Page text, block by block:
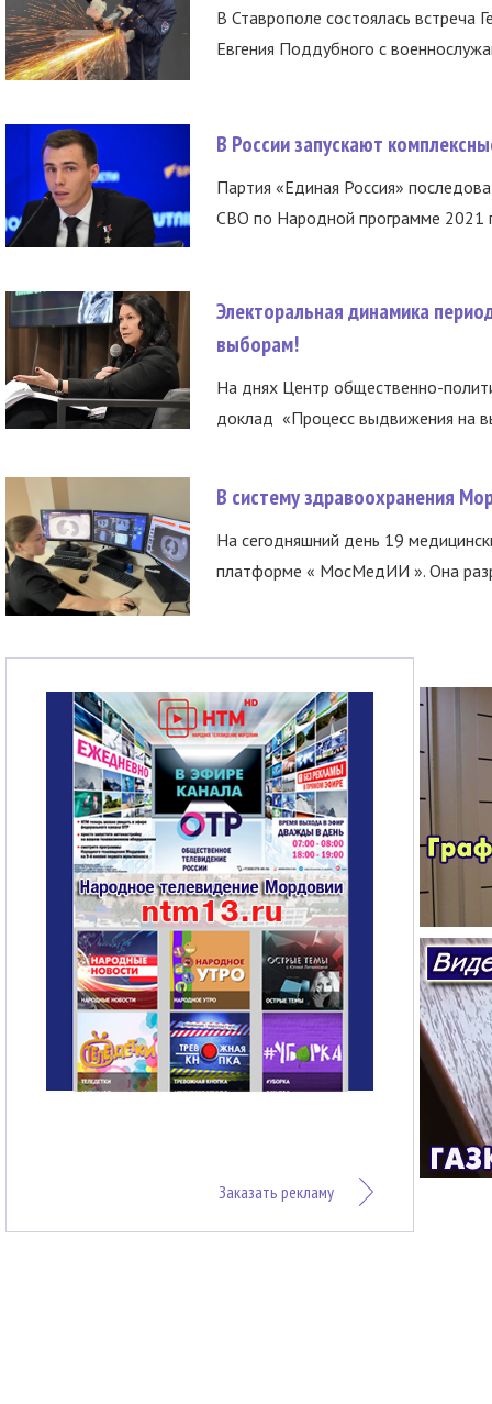
В Ставрополе состоялась встреча
Евгения Поддубного с
В России запускают
Партия «Единая Россия»
СВО по Народной программе 2021
Электоральная динамика
выборам!
На днях Центр общественно-
доклад «Процесс выдвижения на
В систему здравоохранения
На сегодняшний день 19
платформе « МосМедИИ ». Она
Заказать рекламу